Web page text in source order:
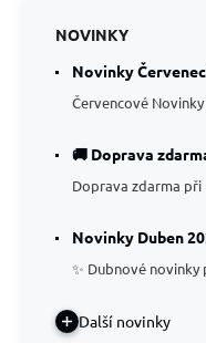
NOVINKY
Novinky
Červencové
🚚 Doprava
Doprava zdarma při
Novinky Duben
✨ Dubnové novinky
Další novinky